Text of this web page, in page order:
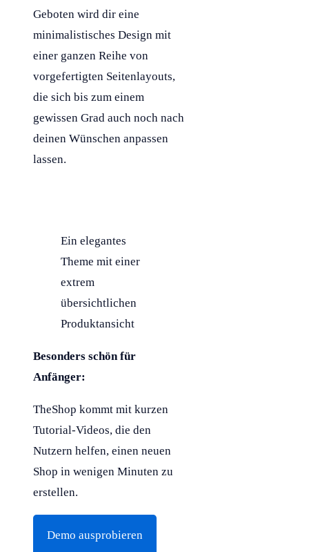
Geboten wird dir eine
minimalistisches Design mit
einer ganzen Reihe von
vorgefertigten Seitenlayouts,
die sich bis zum einem
gewissen Grad auch noch nach
deinen Wünschen anpassen
lassen.
Ein elegantes
Theme mit einer
extrem
übersichtlichen
Produktansicht
Besonders schön für
Anfänger:
TheShop kommt mit kurzen
Tutorial-Videos, die den
Nutzern helfen, einen neuen
Shop in wenigen Minuten zu
erstellen.
Demo ausprobieren